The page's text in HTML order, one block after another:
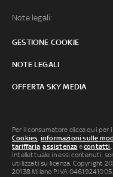
Note legali:
GESTIONE COOKIE
NOTE LEGALI
OFFERTA SKY MEDIA
Per il consumatore clicca qui per
Cookies, informazioni sulle
tariffaria,assistenza econtatti
intellettuale in essi contenuti,
utilizzati su licenza. Copyright
20138 Milano P.IVA